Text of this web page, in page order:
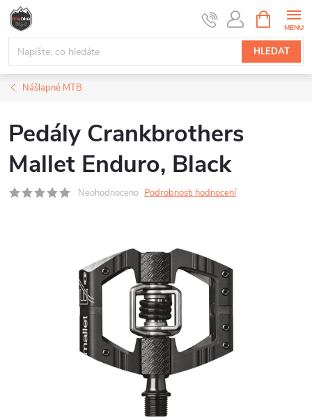
Přejít
obsah
HLEDAT
NÁKUPNÍ
KOŠÍK
Nášlapné MTB
Pedály Crankbrothers
Mallet Enduro, Black
Neohodnoceno Podrobnosti hodnocení